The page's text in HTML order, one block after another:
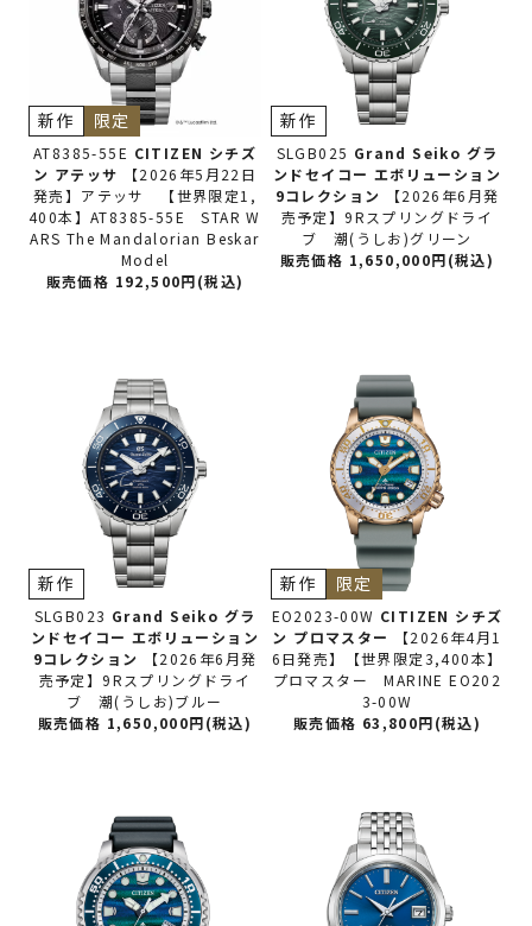
AT8385-55E CITIZEN シチズ
ン アテッサ
【2026年5月22日
発売】アテッサ 【世界限定1,
400本】AT8385-55E STAR W
ARS The Mandalorian Beskar
Model
新作 限定
販売価格 192,500円(税込)
SLGB025 Grand Seiko グラ
ンドセイコー エボリューション
9コレクション
【2026年6月発
売予定】9Rスプリングドライ
ブ 潮(うしお)グリーン
新作
販売価格 1,650,000円(税込)
SLGB023 Grand Seiko グラ
ンドセイコー エボリューション
9コレクション
【2026年6月発
売予定】9Rスプリングドライ
ブ 潮(うしお)ブルー
新作
販売価格 1,650,000円(税込)
EO2023-00W CITIZEN シチズ
ン プロマスター
【2026年4月1
6日発売】【世界限定3,400本】
プロマスター MARINE EO202
3-00W
新作 限定
販売価格 63,800円(税込)